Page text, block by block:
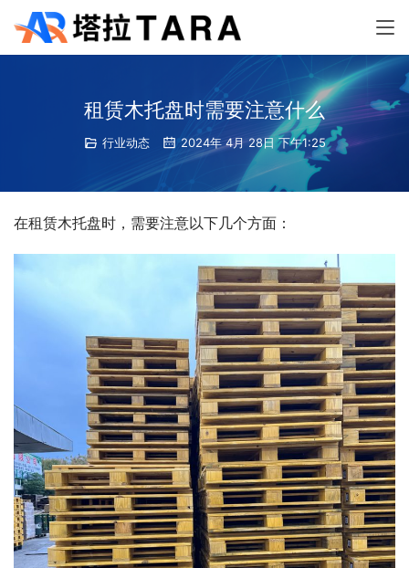
租赁木托盘时需要注意什么
行业动态 2024年 4月 28日 下午1:25
在租赁木托盘时，需要注意以下几个方面：